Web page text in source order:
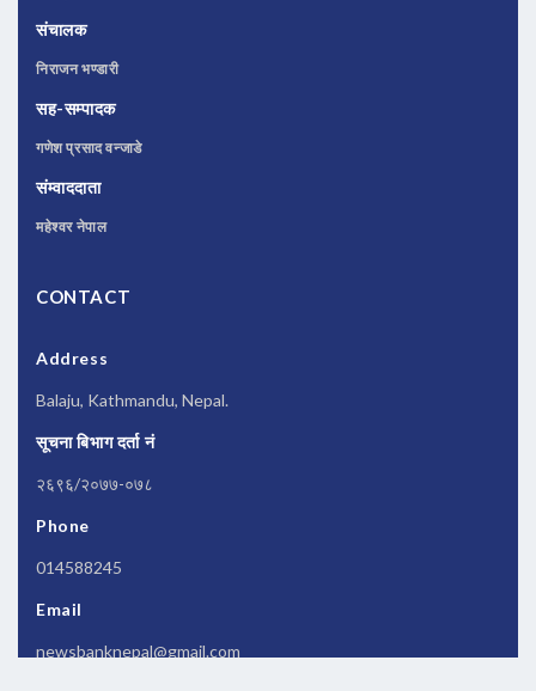
संचालक
निराजन भण्डारी
सह-सम्पादक
गणेश प्रसाद वन्जाडे
संम्वाददाता
महेश्वर नेपाल
CONTACT
Address
Balaju, Kathmandu, Nepal.
सूचना बिभाग दर्ता नं
२६९६/२०७७-०७८
Phone
014588245
Email
newsbanknepal@gmail.com